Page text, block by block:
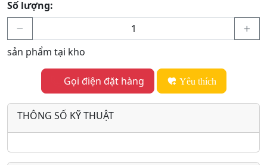
Số lượng:
sản phẩm tại kho
Gọi điện đặt hàng Yêu thích
THÔNG SỐ KỸ THUẬT